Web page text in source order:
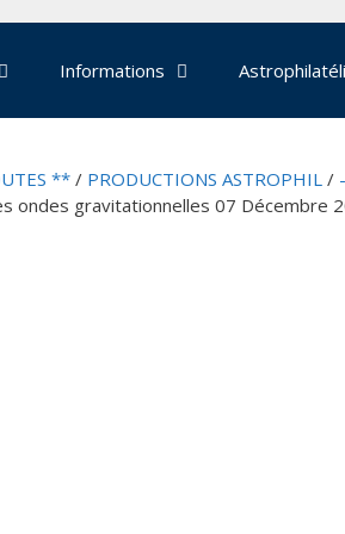
Informations
**/ PRODUCTIONS ASTROPHIL /
ondes gravitationnelles 07